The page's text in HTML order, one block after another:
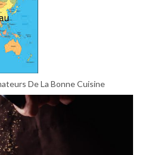
De La Bonne Cuisine